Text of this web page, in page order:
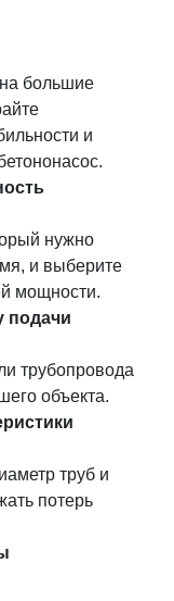
на большие
и
нужно
и выберите
мощности.
подачи
трубопровода
объекта.
труб и
потерь